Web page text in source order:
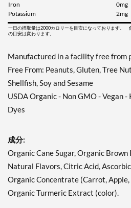
Iron
0mg
Potassium
2mg
一日の摂取量は2000カロリーを目安になっております。
の目安は変わります。
Manufactured in a facility free from
Free From: Peanuts, Gluten, Tree
Shellfish, Soy and Sesame
USDA Organic - Non GMO - Vegan
Dyes
成分:
Organic Cane Sugar, Organic Brown
Natural Flavors, Citric Acid,
Organic Concentrate (Carrot,
Organic Turmeric Extract (color).